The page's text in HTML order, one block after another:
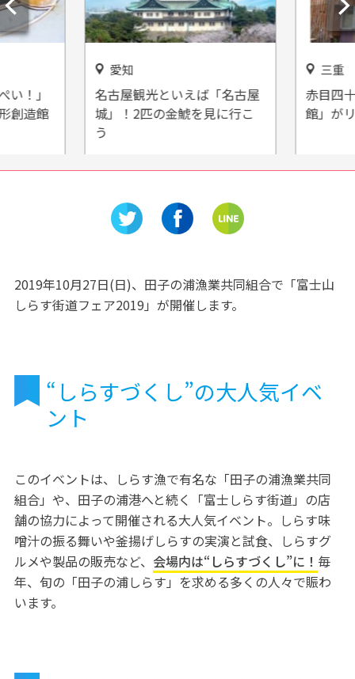
！」
創造館
愛知
名古屋観光といえば「名古屋
城」！2匹の金鯱を見に行こ
う
三重
赤目四
館」が
2019年10月27日(日)、田子の浦漁業共同組合で「富士山
しらす街道フェア2019」が開催します。
“しらすづくし”の大人気イベ
ント
このイベントは、しらす漁で有名な「田子の浦漁業共同
組合」や、田子の浦港へと続く「富士しらす街道」の店
舗の協力によって開催される大人気イベント。しらす味
噌汁の振る舞いや釜揚げしらすの実演と試食、しらすグ
ルメや製品の販売など、 会場内は“しらすづくし”に！ 毎
年、旬の「田子の浦しらす」を求める多くの人々で賑わ
います。